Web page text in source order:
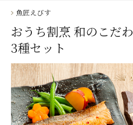
魚匠えびす
おうち割烹 和のこだ
3種セット